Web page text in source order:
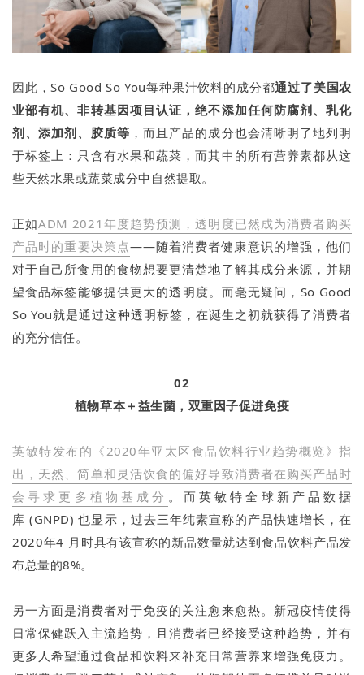
因此，So Good So You每种果汁饮料的成分都通过了美国农
业部有机、非转基因项目认证，绝不添加任何防腐剂、乳化
剂、添加剂、胶质等 ，而且产品的成分也会清晰明了地列明
于标签上：只含有水果和蔬菜，而其中的所有营养素都从这
些天然水果或蔬菜成分中自然提取。
正如ADM 2021年度趋势预测，透明度已然成为消费者购买
产品时的重要决策点——随着消费者健康意识的增强，他们
对于自己所食用的食物想要更清楚地了解其成分来源，并期
望食品标签能够提供更大的透明度。而毫无疑问，So Good
So You就是通过这种透明标签，在诞生之初就获得了消费者
的充分信任。
02
植物草本＋益生菌，双重因子促进免疫
英敏特发布的《2020年亚太区食品饮料行业趋势概览》指
出，天然、简单和灵活饮食的偏好导致消费者在购买产品时
会寻求更多植物基成分 。而英敏特全球新产品数据
库 (GNPD) 也显示，过去三年纯素宣称的产品快速增长，在
2020年4 月时具有该宣称的新品数量就达到食品饮料产品发
布总量的8%。
另一方面是消费者对于免疫的关注愈来愈热。新冠疫情使得
日常保健跃入主流趋势，且消费者已经接受这种趋势，并有
更多人希望通过食品和饮料来补充日常营养来增强免疫力。